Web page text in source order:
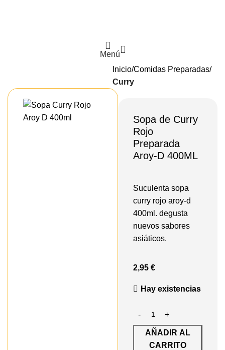
Menú
Inicio Comidas Preparadas
Curry
Sopa de Curry
Rojo
Preparada
Aroy-D 400ML
Suculenta sopa
curry rojo aroy-d
400ml. degusta
nuevos sabores
asiáticos.
2,95€
Hay existencias
AÑADIR AL
CARRITO